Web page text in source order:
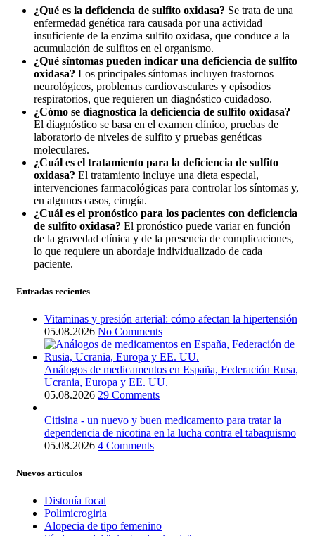
¿Qué es la deficiencia de sulfito oxidasa? Se trata de una
enfermedad genética rara causada por una actividad
insuficiente de la enzima sulfito oxidasa, que conduce a la
acumulación de sulfitos en el organismo.
¿Qué síntomas pueden indicar una deficiencia de sulfito
oxidasa? Los principales síntomas incluyen trastornos
neurológicos, problemas cardiovasculares y episodios
respiratorios, que requieren un diagnóstico cuidadoso.
¿Cómo se diagnostica la deficiencia de sulfito oxidasa?
El diagnóstico se basa en el examen clínico, pruebas de
laboratorio de niveles de sulfito y pruebas genéticas
moleculares.
¿Cuál es el tratamiento para la deficiencia de sulfito
oxidasa? El tratamiento incluye una dieta especial,
intervenciones farmacológicas para controlar los síntomas y,
en algunos casos, cirugía.
¿Cuál es el pronóstico para los pacientes con deficiencia
de sulfito oxidasa? El pronóstico puede variar en función
de la gravedad clínica y de la presencia de complicaciones,
lo que requiere un abordaje individualizado de cada
paciente.
Entradas recientes
Vitaminas y presión arterial: cómo afectan la hipertensión
05.08.2026 No Comments
Análogos de medicamentos en España, Federación Rusa,
Ucrania, Europa y EE. UU.
05.08.2026 29 Comments
Citisina - un nuevo y buen medicamento para tratar la
dependencia de nicotina en la lucha contra el tabaquismo
05.08.2026 4 Comments
Nuevos artículos
Distonía focal
Polimicrogiria
Alopecia de tipo femenino